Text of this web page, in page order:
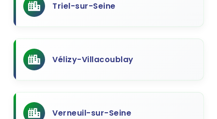
Triel-sur-Seine
Vélizy-Villacoublay
Verneuil-sur-Seine